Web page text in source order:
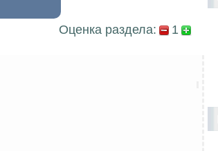
Оценка раздела: 1